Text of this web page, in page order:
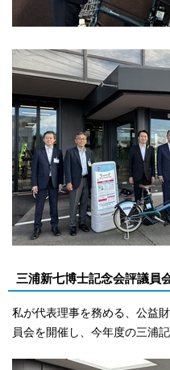
三浦新七博士記念会評議員
私が代表理事を務める、公益
員会を開催し、今年度の三浦